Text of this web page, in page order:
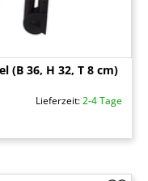
(B 36, H 32, T 8 cm)
Lieferzeit:2-4 Tage